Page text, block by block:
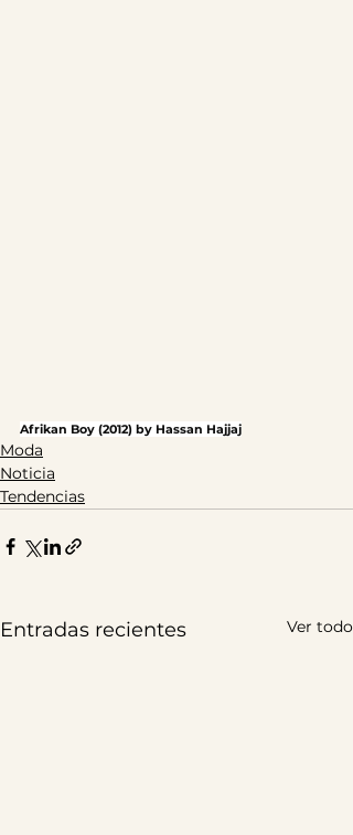
Afrikan Boy (2012) by Hassan Hajjaj
Moda
Noticia
Tendencias
Entradas recientes Ver todo